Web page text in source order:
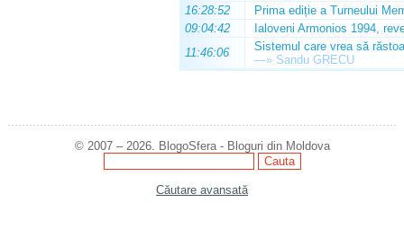
16:28:52
Prima ediție a Turneului
09:04:42
Ialoveni Armonios 1994,
11:46:06
Sistemul care vrea să
—» Sandu GRECU
© 2007 – 2026. BlogoSfera - Bloguri din Moldova
Căutare avansată